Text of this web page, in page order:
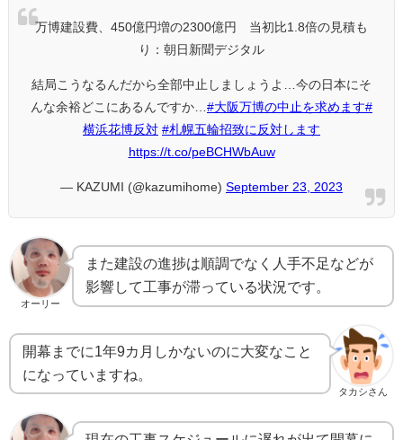
万博建設費、450億円増の2300億円 当初比1.8倍の見積も
り：朝日新聞デジタル
結局こうなるんだから全部中止しましょうよ…今の日本にそ
んな余裕どこにあるんですか… #大阪万博の中止を求めます#
横浜花博反対 #札幌五輪招致に反対します
https://t.co/peBCHWbAuw
— KAZUMI (@kazumihome) September 23, 2023
オーリー
また建設の進捗は順調でなく人手不足などが
影響して工事が滞っている状況です。
タカシさん
開幕までに1年9カ月しかないのに大変なこと
になっていますね。